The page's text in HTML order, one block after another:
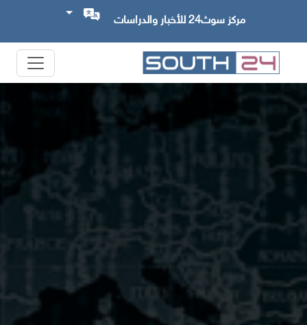
مركز سوث24 للأخبار والدراسات